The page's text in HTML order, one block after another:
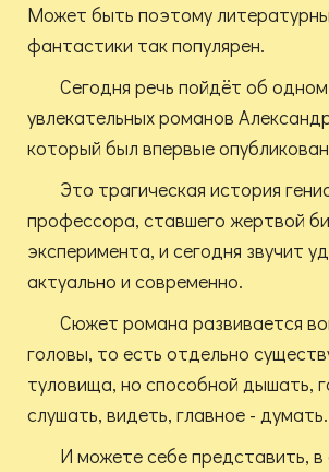
Может быть поэтому
фантастики так популярен.
Сегодня речь пойдёт об
увлекательных романов
который был впервые
Это трагическая история
профессора, ставшего жертвой
эксперимента, и сегодня звучит
актуально и современно.
Сюжет романа развивается
головы, то есть отдельно
туловища, но способной дышать,
слушать, видеть, главное - думать.
И можете себе представить, в